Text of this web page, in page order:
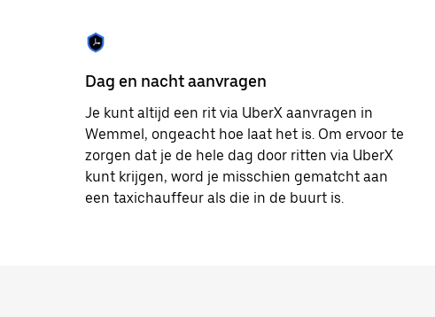
Dag en nacht aanvragen
Je kunt altijd een rit via UberX aanvragen in
Wemmel, ongeacht hoe laat het is. Om ervoor te
zorgen dat je de hele dag door ritten via UberX
kunt krijgen, word je misschien gematcht aan
een taxichauffeur als die in de buurt is.